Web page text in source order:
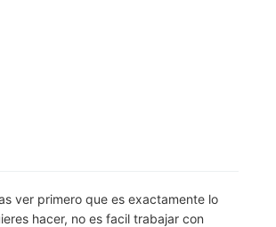
ver primero que es exactamente lo
hacer, no es facil trabajar con